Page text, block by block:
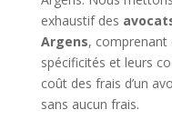
exhaustif des
Argens, comprenant
spécificités et leurs
coût des frais d’un
sans aucun frais.